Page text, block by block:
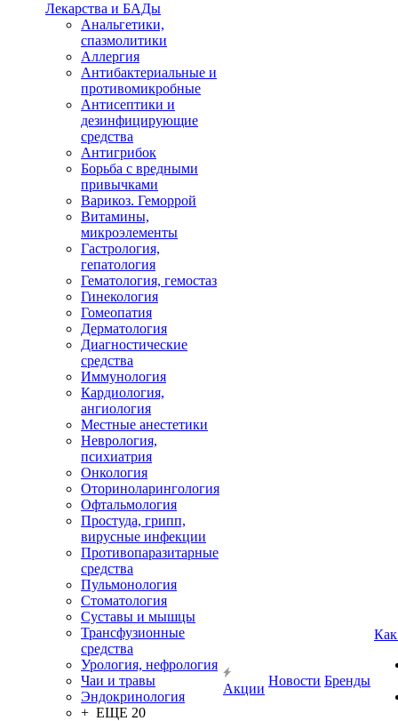
Лекарства и БАДы
Анальгетики,
спазмолитики
Аллергия
Антибактериальные и
противомикробные
Антисептики и
дезинфицирующие
средства
Антигрибок
Борьба с вредными
привычками
Варикоз. Геморрой
Витамины,
микроэлементы
Гастрология,
гепатология
Гематология, гемостаз
Гинекология
Гомеопатия
Дерматология
Диагностические
средства
Иммунология
Кардиология,
ангиология
Местные анестетики
Неврология,
психиатрия
Онкология
Оториноларингология
Офтальмология
Простуда, грипп,
вирусные инфекции
Противопаразитарные
средства
Пульмонология
Стоматология
Суставы и мышцы
Трансфузионные
средства
Урология, нефрология
Чаи и травы
Эндокринология
+ ЕЩЕ 20
Акции
Новости Бренды